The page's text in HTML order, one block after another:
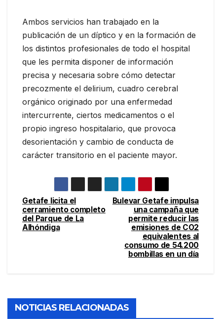
Ambos servicios han trabajado en la
publicación de un díptico y en la formación de
los distintos profesionales de todo el hospital
que les permita disponer de información
precisa y necesaria sobre cómo detectar
precozmente el delirium, cuadro cerebral
orgánico originado por una enfermedad
intercurrente, ciertos medicamentos o el
propio ingreso hospitalario, que provoca
desorientación y cambio de conducta de
carácter transitorio en el paciente mayor.
Bulevar Getafe impulsa
una campaña que
permite reducir las
emisiones de CO2
equivalentes al
consumo de 54.200
bombillas en un día
Getafe licita el
cerramiento completo
del Parque de La
Alhóndiga
NOTICIAS RELACIONADAS